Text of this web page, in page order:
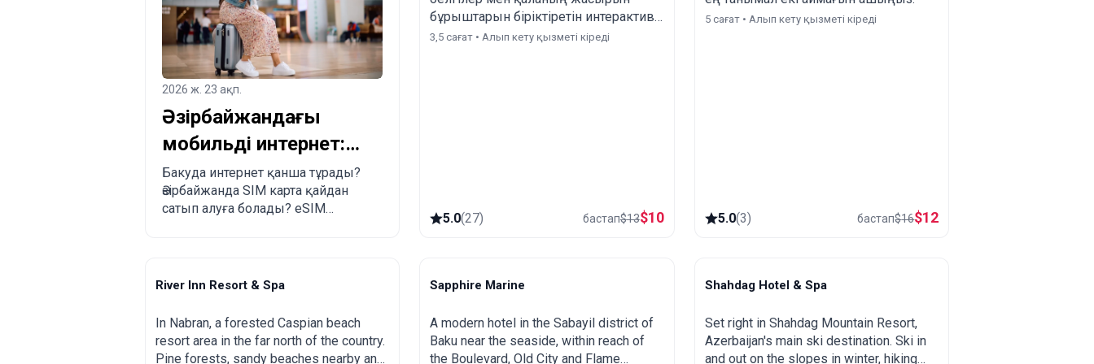
тапсырыс беру үдерісі.
2026 ж. 23 ақп.
Әзірбайжандағы
мобильді интернет:
Бакуда SIM және
eSIM қалай сатып
Бакуда интернет қанша тұрады?
Әзірбайжанда SIM карта қайдан
сатып алуға болады? eSIM
бұрыштарын біріктіретін интерактивті
жаяу серуенмен зерттеңіз.
3,5 сағат • Алып кету қызметі кіреді
5.0(27) бастап$13$10
5 сағат • Алып кету қызметі кіреді
5.0(3) бастап$16$12
Nabran
River Inn Resort & Spa
In Nabran, a forested Caspian beach
resort area in the far north of the country.
Pine forests, sandy beaches nearby and
Baku
Sapphire Marine
A modern hotel in the Sabayil district of
Baku near the seaside, within reach of
the Boulevard, Old City and Flame
Shahdag
Shahdag Hotel & Spa
Set right in Shahdag Mountain Resort,
Azerbaijan's main ski destination. Ski in
and out on the slopes in winter, hiking